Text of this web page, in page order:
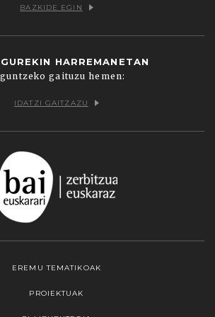
BAZKIDE EGIN
HARREMANETAN
gaituzu hemen:
IDATZI GAITZAZU
EREMU TEMATIKOAK
PROIEKTUAK